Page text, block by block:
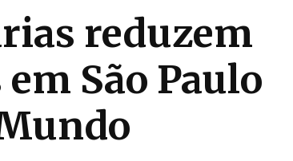
reduzem
São Paulo